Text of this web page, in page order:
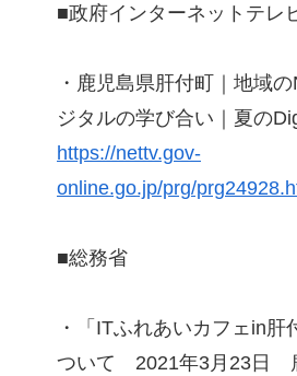
■政府インターネットテレ
・鹿児島県肝付町｜地域
ジタルの学び合い｜夏の
https://nettv.gov-
online.go.jp/prg/
■総務省
・「ITふれあいカフェin肝
ついて 2021年3月23日